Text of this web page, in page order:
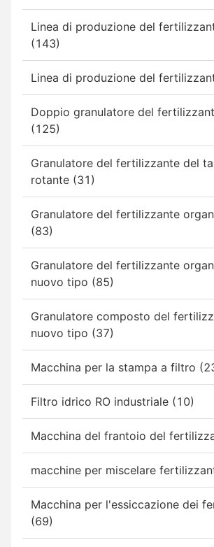
Linea di produzione del
(143)
Linea di produzione del
Doppio granulatore del
(125)
Granulatore del fertilizzante del
rotante (31)
Granulatore del fertilizzante
(83)
Granulatore del fertilizzante
nuovo tipo (85)
Granulatore composto del
nuovo tipo (37)
Macchina per la stampa a filtro
Filtro idrico RO industriale (10)
Macchina del frantoio del
macchine per miscelare
Macchina per l'essiccazione dei
(69)